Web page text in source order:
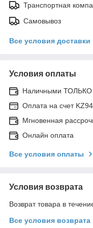
Транспортная
Самовывоз
Все условия доставки
Условия оплаты
Наличными
Оплата на счет
Мгновенная
Онлайн оплата
Все условия оплаты
Условия возврата
Возврат товара в
Все условия возврата